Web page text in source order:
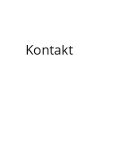
Kontakt